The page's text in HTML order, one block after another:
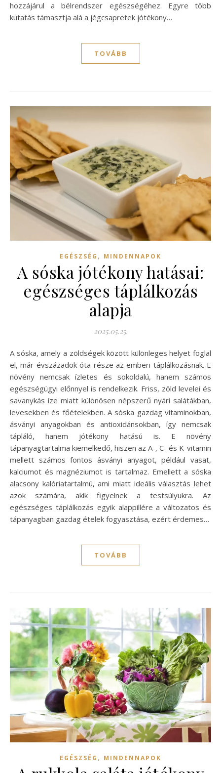
hozzájárul a bélrendszer egészségéhez. Egyre több
kutatás támasztja alá a jégcsapretek jótékony…
TOVÁBB
EGÉSZSÉG , MINDENNAPOK
A sóska jótékony hatásai:
egészséges táplálkozás
alapja
2025.05.25.
A sóska, amely a zöldségek között különleges helyet foglal
el, már évszázadok óta része az emberi táplálkozásnak. E
növény nemcsak ízletes és sokoldalú, hanem számos
egészségügyi előnnyel is rendelkezik. Friss, zöld levelei és
savanykás íze miatt különösen népszerű nyári salátákban,
levesekben és főételekben. A sóska gazdag vitaminokban,
ásványi anyagokban és antioxidánsokban, így nemcsak
tápláló, hanem jótékony hatású is. E növény
tápanyagtartalma kiemelkedő, hiszen az A-, C- és K-vitamin
mellett számos fontos ásványi anyagot, például vasat,
kalciumot és magnéziumot is tartalmaz. Emellett a sóska
alacsony kalóriatartalmú, ami miatt ideális választás lehet
azok számára, akik figyelnek a testsúlyukra. Az
egészséges táplálkozás egyik alappillére a változatos és
tápanyagban gazdag ételek fogyasztása, ezért érdemes…
TOVÁBB
EGÉSZSÉG , MINDENNAPOK